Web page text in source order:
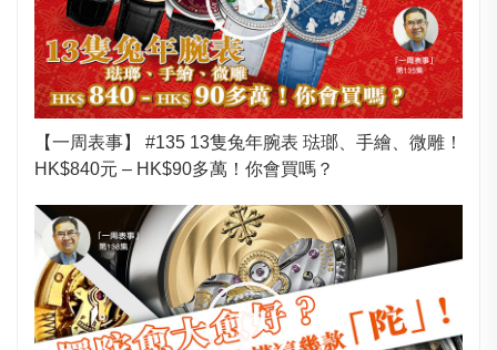
【一周表事】 #135 13隻兔年腕表 琺瑯、手繪、微雕！
HK$840元 – HK$90多萬！你會買嗎？